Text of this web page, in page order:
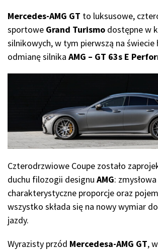
Mercedes-AMG GT to luksusowe,
sportowe Grand Turismo dostępne w
silnikowych, w tym pierwszą na świecie
odmianę silnika AMG – GT 63s E
Czterodrzwiowe Coupe zostało
duchu filozogii designu AMG:
charakterystyczne proporcje oraz
wszystko składa się na nowy wymiar
jazdy.
Wyrazisty przód Mercedesa-AMG GT,